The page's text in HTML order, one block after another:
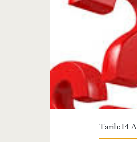
Tarih: 14